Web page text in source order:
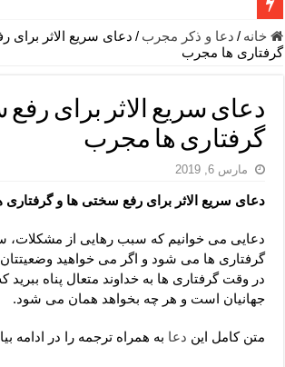
دعای جلب محبت فوری معشوق – دعای جلب
دعای مشکل گشا برای رفع فقر – ذکرهای روزی‌
معجزات دعای یا من اظهر الجمیل – دعای یا من
مهم ترین اذکار الهی و فضیلت آن ها – ذکر
دعا برای ترس بچه ها در خواب – دعای ترس و بی
لا حول ولا قوة الا بالله برای چشم زخم – دعای
دعای قوی رفع ترس – دعای مجرب برای آرامش
دعا برای پولدار شدن در یک روز – دعای ثروت
خانه / دعا و ذکر مجرب / دعای سریع الاثر برای
گرفتاری ها مجرب
دعای سریع الاثر برای
گرفتاری ها مجرب
مارس 6, 2019
دعای سریع الاثر برای رفع سختی ها و
دعایی می خوانیم که سبب رهایی از مشکلات،
گرفتاری ها می شود و اگر می خواهید
در وقت گرفتاری ها به خداوند متعال پناه ببرید
جهانیان است و هر چه بخواهد همان می شود.
متن کامل این دعا به همراه ترجمه را در ادامه